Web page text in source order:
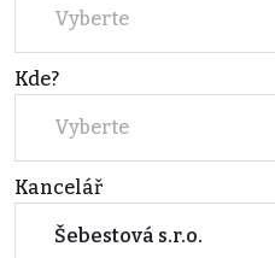
Vyberte
Kde?
Vyberte
Kancelář
Šebestová s.r.o.